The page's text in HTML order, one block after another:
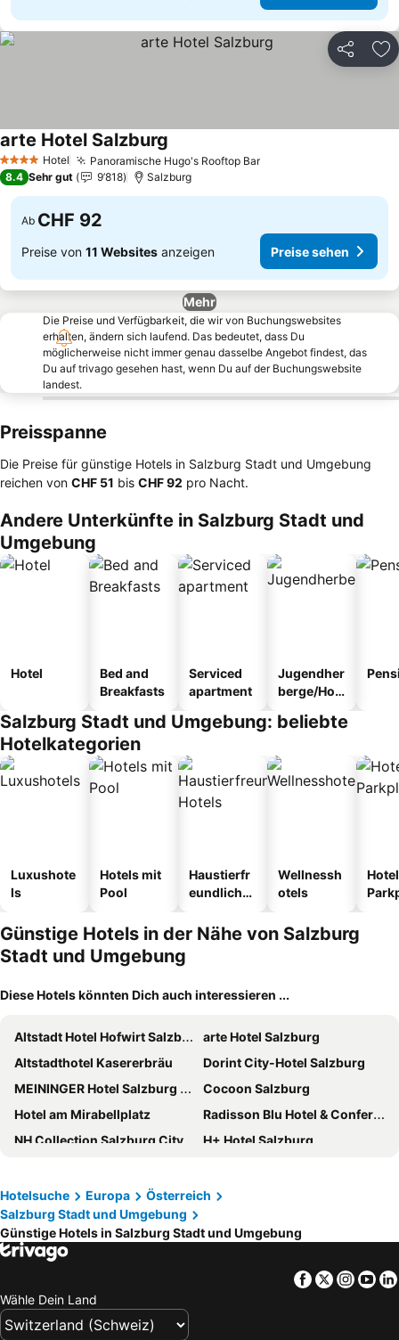
Teilen
4 Sterne Hotel Panoramische Hugo's Rooftop BarPreise sehen
arte Hotel Salzburg
8.4 Sehr gut 9’818 Salzburg
Ab CHF 92
Preise von 11 Websites anzeigen Preise sehen
Mehr
Die Preise und Verfügbarkeit, die wir von Buchungswebsites
erhalten, ändern sich laufend. Das bedeutet, dass Du
möglicherweise nicht immer genau dasselbe Angebot findest, das
Du auf trivago gesehen hast, wenn Du auf der Buchungswebsite
landest.
Preisspanne
Die Preise für günstige Hotels in Salzburg Stadt und Umgebung
reichen von ‎CHF 51 bis ‎CHF 92 pro Nacht.
Andere Unterkünfte in Salzburg Stadt und
Umgebung
Hotel
Bed and
Breakfasts
Serviced
apartment
Jugendher
berge/Hos
Salzburg Stadt und Umgebung: beliebte
Hotelkategorien
Luxushote
ls
Hotels mit
Pool
Haustierfr
eundliche
Wellnessh
otels
Günstige Hotels in der Nähe von Salzburg
Stadt und Umgebung
Diese Hotels könnten Dich auch interessieren ...
Altstadt Hotel Hofwirt Salzburg
arte Hotel Salzburg
Altstadthotel Kasererbräu
Dorint City-Hotel Salzburg
MEININGER Hotel Salzburg City Center
Cocoon Salzburg
Hotel am Mirabellplatz
Radisson Blu Hotel & Conference Centre, Salzburg
NH Collection Salzburg City
H+ Hotel Salzburg
Austria Trend Hotel Europa Salzburg
Hotel Mercure Salzburg City
Am Neutor Hotel Salzburg Zentrum
Four Points Flex by Sheraton Salzburg Messe
The Passenger, a Tribute Portfolio Hotel
Imlauer Hotel Pitter Salzburg
Leonardo Boutique Hotel Salzburg Gablerbräu
Hotelsuche Europa
Österreich
Salzburg Stadt und Umgebung
Günstige Hotels in Salzburg Stadt und Umgebung
Facebook
Twitter
Wähle Dein Land